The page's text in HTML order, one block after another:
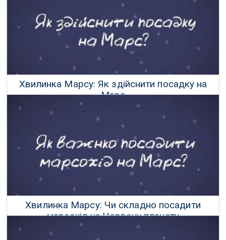
Хвилинка Марсу: Як здійснити посадку на
Марс
30 Квітня 2019 р.
Хвилинка Марсу: Чи складно посадити
марсохід на Червону планету
29 Квітня 2019 р.